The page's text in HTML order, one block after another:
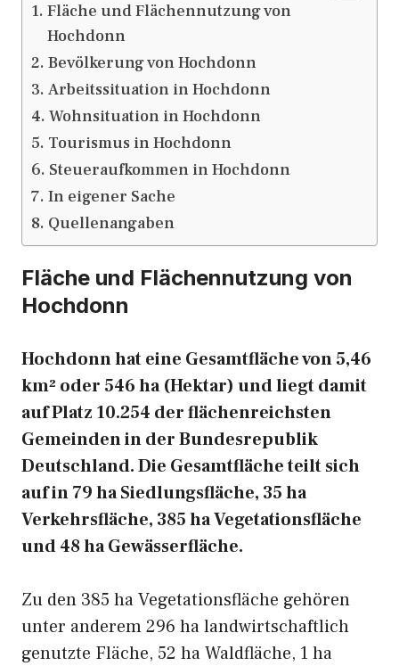
Fläche und Flächennutzung von
Hochdonn
Bevölkerung von Hochdonn
Arbeitssituation in Hochdonn
Wohnsituation in Hochdonn
Tourismus in Hochdonn
Steueraufkommen in Hochdonn
In eigener Sache
Quellenangaben
Fläche und Flächennutzung von
Hochdonn
Hochdonn hat eine Gesamtfläche von 5,46
km² oder 546 ha (Hektar) und liegt damit
auf Platz 10.254 der flächenreichsten
Gemeinden in der Bundesrepublik
Deutschland. Die Gesamtfläche teilt sich
auf in 79 ha Siedlungsfläche, 35 ha
Verkehrsfläche, 385 ha Vegetationsfläche
und 48 ha Gewässerfläche.
Zu den 385 ha Vegetationsfläche gehören
unter anderem 296 ha landwirtschaftlich
genutzte Fläche, 52 ha Waldfläche, 1 ha